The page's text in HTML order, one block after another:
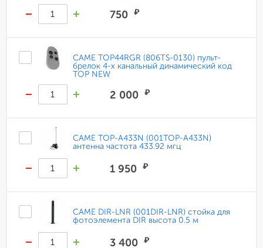
750 ₽
CAME TOP44RGR (806TS-0130) пульт-
брелок 4-х канальный динамический код
TOP NEW
2 000 ₽
CAME TOP-A433N (001TOP-A433N)
антенна частота 433.92 мгц
1 950 ₽
CAME DIR-LNR (001DIR-LNR) стойка для
фотоэлемента DIR высота 0.5 м
3 400 ₽